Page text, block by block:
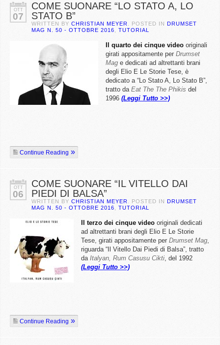
OTT
07
COME SUONARE “LO STATO A, LO
STATO B”
WRITTEN BY CHRISTIAN MEYER . POSTED IN DRUMSET
MAG N. 50 - OTTOBRE 2016
TUTORIAL
Il quarto dei cinque video originali
girati appositamente per Drumset
Mag e dedicati ad altrettanti brani
degli Elio E Le Storie Tese, è
dedicato a “Lo Stato A, Lo Stato B”,
tratto da Eat The The Phikis del
1996 (Leggi Tutto >>)
Continue Reading
OTT
06
COME SUONARE “IL VITELLO DAI
PIEDI DI BALSA”
WRITTEN BY CHRISTIAN MEYER . POSTED IN DRUMSET
MAG N. 50 - OTTOBRE 2016
TUTORIAL
Il terzo dei cinque video originali dedicati
ad altrettanti brani degli Elio E Le Storie
Tese, girati appositamente per Drumset Mag,
riguarda “Il Vitello Dai Piedi di Balsa”, tratto
da Italyan, Rum Casusu Cikti, del 1992
(Leggi Tutto >>)
Continue Reading